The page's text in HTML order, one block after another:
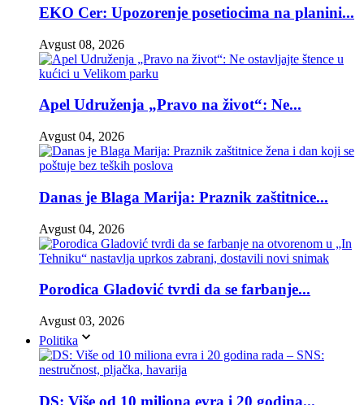
EKO Cer: Upozorenje posetiocima na planini...
Avgust 08, 2026
Apel Udruženja „Pravo na život“: Ne...
Avgust 04, 2026
Danas je Blaga Marija: Praznik zaštitnice...
Avgust 04, 2026
Porodica Gladović tvrdi da se farbanje...
Avgust 03, 2026
Politika
DS: Više od 10 miliona evra i 20 godina...